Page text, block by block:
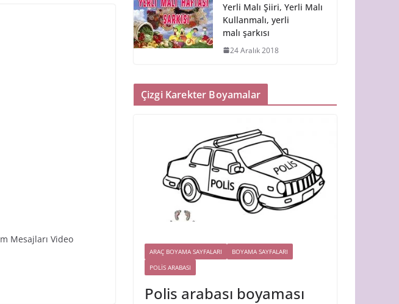
Mesajları Video
Yerli Malı Şiiri, Yerli Malı
Kullanmalı, yerli
malı şarkısı
24 Aralık 2018
Çizgi Karekter Boyamalar
ARAÇ BOYAMA SAYFALARI
BOYAMA SAYFALARI
POLIS ARABASI
Polis arabası boyaması